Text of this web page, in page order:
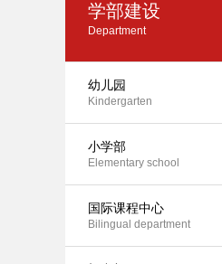
学部建设
Department
幼儿园
Kindergarten
小学部
Elementary school
国际课程中心
Bilingual department